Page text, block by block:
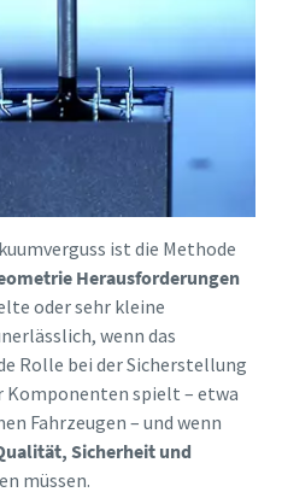
ist die Methode
Herausforderungen
oder sehr kleine
wenn das
Rolle bei der Sicherstellung
spielt – etwa
Fahrzeugen – und wenn
Sicherheit und
müssen.